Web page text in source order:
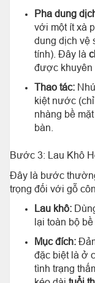
Pha dung
với một ít xà
dung dịch vệ
tính). Đây là
được khuyên
Thao tác:
kiệt nước
nhàng bề
bàn.
Bước 3: Lau Khô
Đây là bước
trọng đối với gỗ
Lau khô:
lại toàn bộ
Mục đích:
đặc biệt là ở
tình trạng